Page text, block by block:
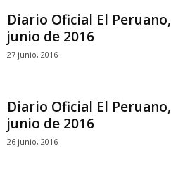
Diario Oficial El
junio de 2016
27 junio, 2016
Diario Oficial El
junio de 2016
26 junio, 2016